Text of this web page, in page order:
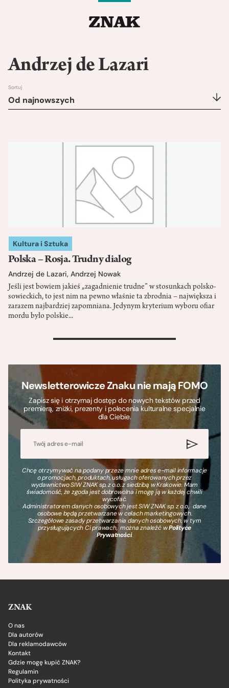
Andrzej de Lazari
Sortuj
Od najnowszych
Kultura i Sztuka
Polska – Rosja. Trudny dialog
Andrzej de Lazari, Andrzej Nowak
Jeśli jest bowiem jakieś „zagadnienie trudne” w stosunkach polsko-
sowieckich, to jest nim na pewno właśnie ta zbrodnia – największa i
zarazem najbardziej zapomniana. Jedynym kryterium wyboru ofiar
mordu było polskie...
>
Newsletterowicze Znaku nie mają FOMO
Zapisz się i otrzymaj dostęp do nowych tekstów przed
premierą, zniżki, prezenty i polecenia kulturalne specjalnie
dla Ciebie.
Chcę otrzymywać na podany przeze mnie adres e-mail informacje
o promocjach, produktach, usługach oferowanych przez
wydawnictwo SIW ZNAK sp. z o.o. z siedzibą w Krakowie. Mam
świadomość, że zgoda jest dobrowolna i mogę ją w każdej chwili
wycofać.
Administratorem danych osobowych jest SIW ZNAK sp. z o.o., dane
osobowe będą przetwarzane w celach marketingowych.
Szczegółowe zasady przetwarzania danych osobowych, w tym
przysługujących Ci prawach, można znaleźć wPolityce
Prywatności.
ZNAK
O nas
Dla autorów
Dla reklamodawców
Kontakt
Gdzie mogę kupić ZNAK?
Regulamin
Polityka prywatności